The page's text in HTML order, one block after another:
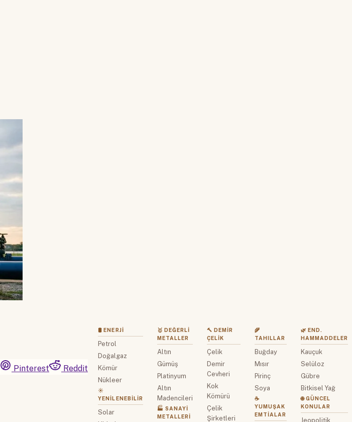
Pinterest
Reddit
🛢 ENERJI
Petrol
Doğalgaz
Kömür
Nükleer
☀️
YENILENEBILIR
Solar
🥇 DEĞERLI
METALLER
Altın
Gümüş
Platinyum
Altın
Madencileri
🏭 SANAYI
METALLERI
🔨 DEMIR
ÇELIK
Çelik
Demir
Cevheri
Kok
Kömürü
Çelik
Şirketleri
🌾
TAHILLAR
Buğday
Mısır
Pirinç
Soya
☕
YUMUŞAK
EMTIALAR
🌿 END.
HAMMADDELER
Kauçuk
Selüloz
Gübre
Bitkisel Yağ
🌐 GÜNCEL
KONULAR
Jeopolitik